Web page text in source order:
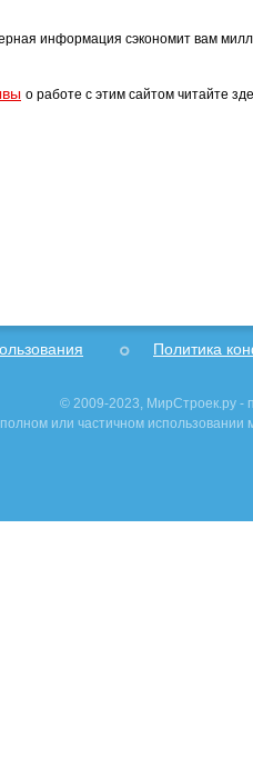
информация сэкономит вам
о работе с этим сайтом читайте
Политика
© 2009-2023, МирСтроек.ру -
или частичном использовании